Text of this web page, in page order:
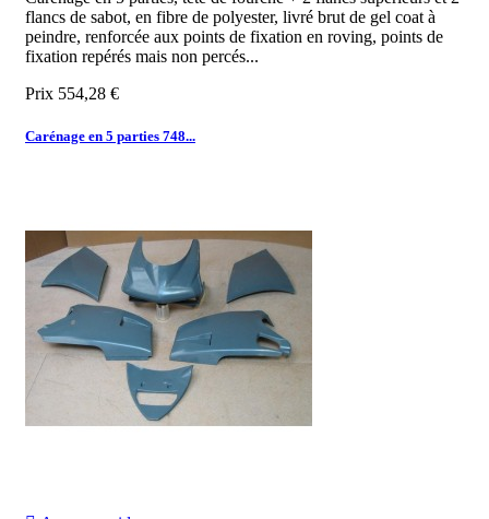
flancs de sabot, en fibre de polyester, livré brut de gel coat à
peindre, renforcée aux points de fixation en roving, points de
fixation repérés mais non percés...
Prix 554,28 €
Carénage en 5 parties 748...